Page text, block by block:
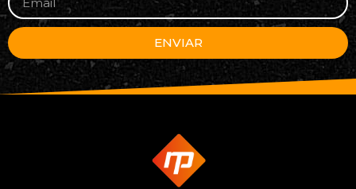
ENVIAR